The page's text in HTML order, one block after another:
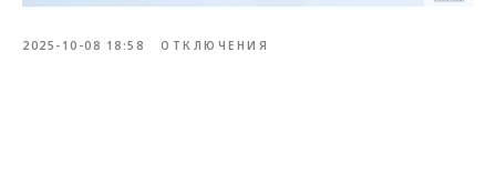
2025-10-08 18:58 ОТКЛЮЧЕНИЯ